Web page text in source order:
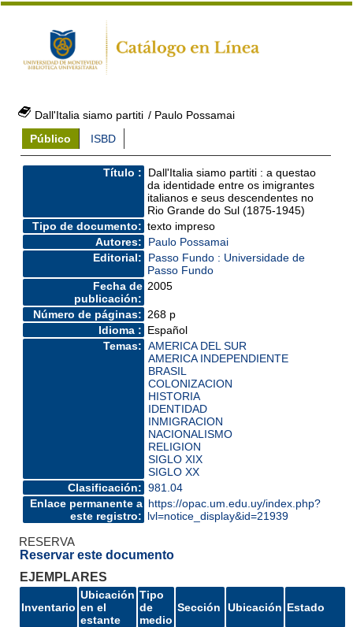
Dall'Italia siamo partiti / Paulo Possamai
Público
ISBD
Título :
Dall'Italia siamo partiti : a questao
da identidade entre os imigrantes
italianos e seus descendentes no
Rio Grande do Sul (1875-1945)
Tipo de documento: texto impreso
Autores:
Paulo Possamai
Editorial:
Passo Fundo : Universidade de
Passo Fundo
Fecha de
publicación:
2005
Número de páginas: 268 p
Idioma : Español
Temas: AMERICA DEL SUR
AMERICA INDEPENDIENTE
BRASIL
COLONIZACION
HISTORIA
IDENTIDAD
INMIGRACION
NACIONALISMO
RELIGION
SIGLO XIX
SIGLO XX
Clasificación: 981.04
Enlace permanente a
este registro:
https://opac.um.edu.uy/index.php?
lvl=notice_display&id=21939
RESERVA
Reservar este documento
EJEMPLARES
Inventario
Ubicación
en el
estante
Tipo
de
medio
Sección Ubicación Estado